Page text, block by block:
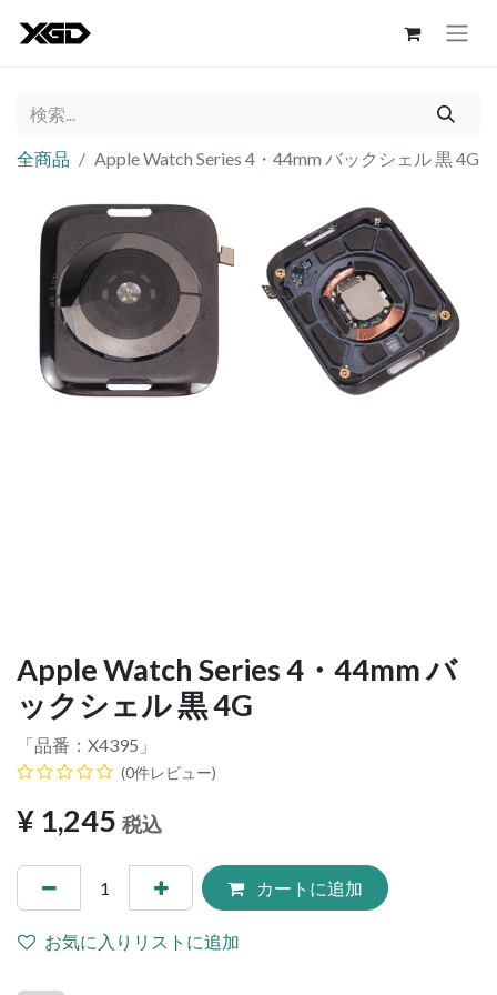
全商品 Apple Watch Series 4・44mm バックシェル 黒 4G
Apple Watch Series 4・44mm バ
ックシェル 黒 4G
「品番： X4395 」
(0件レビュー)
¥ 1,245 税込
カートに追加
お気に入りリストに追加